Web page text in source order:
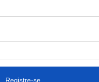
Desvendando os segredos dos
desempenho...